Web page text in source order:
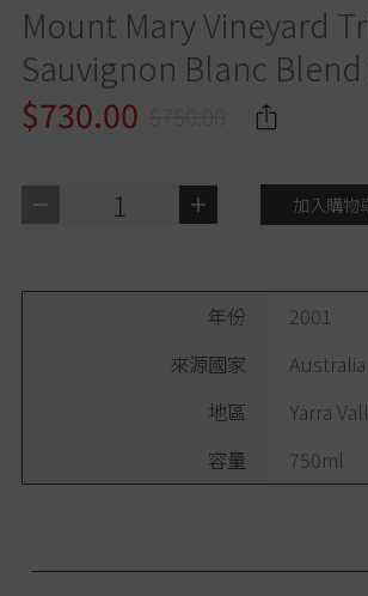
Mount Mary Vineyard
Sauvignon Blanc Blend
$730.00
1 加入購物
年份
2001
來源國家
Australia
地區
Yarra
容量
750ml